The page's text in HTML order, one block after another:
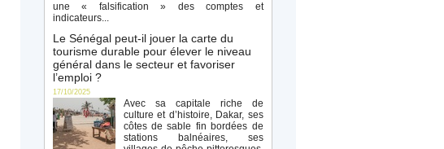
une « falsification » des comptes et
indicateurs...
Le Sénégal peut-il jouer la carte du
tourisme durable pour élever le niveau
général dans le secteur et favoriser
l’emploi ?
17/10/2025
Avec sa capitale riche de
culture et d’histoire, Dakar, ses
côtes de sable fin bordées de
stations balnéaires, ses